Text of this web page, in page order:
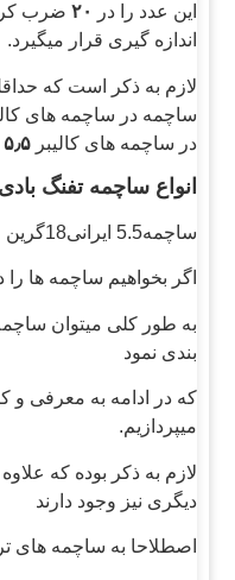
این عدد را در ۲۰ ضرب
اندازه گیری قرار میگیرد.
لازم به ذکر است که
ساچمه در ساچمه های
در ساچمه های کالیبر۵٫۵
انواع ساچمه تفنگ
ساچمه5.5 ایرانی18گرین
اگر بخواهیم ساچمه ها را
بندی نمود
که در ادامه به معرفی و
میپردازیم.
دیگری نیز وجود دارند
اصطلاحا به ساچمه های